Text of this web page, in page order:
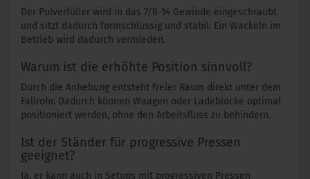
Der Pulverfüller wird in das 7/8-14 Gewinde eingeschraubt
und sitzt dadurch formschlüssig und stabil. Ein Wackeln im
Betrieb wird dadurch vermieden.
Warum ist die erhöhte Position sinnvoll?
Durch die Anhebung entsteht freier Raum direkt unter dem
Fallrohr. Dadurch können Waagen oder Ladeblöcke optimal
positioniert werden, ohne den Arbeitsfluss zu behindern.
Ist der Ständer für progressive Pressen
geeignet?
Ja, er kann auch in Setups mit progressiven Pressen